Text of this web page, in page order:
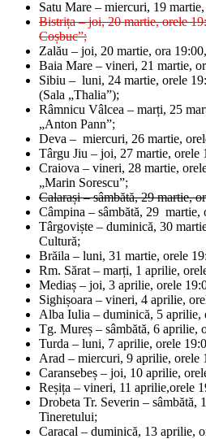
Satu Mare – miercuri, 19
Bistrița – joi, 20 martie, orele
Coșbuc”;
Zalău – joi, 20 martie, ora
Baia Mare – vineri, 21 martie,
Sibiu – luni, 24 martie, orele
(Sala „Thalia”);
Râmnicu Vâlcea – marți, 25
„Anton Pann”;
Deva – miercuri, 26 martie,
Târgu Jiu – joi, 27 martie, orele
Craiova – vineri, 28 martie,
„Marin Sorescu”;
Calarași – sâmbătă, 29 martie,
Câmpina – sâmbătă, 29 martie,
Târgoviște – duminică, 30
Cultură;
Brăila – luni, 31 martie, orele
Rm. Sărat – marți, 1 aprilie,
Mediaș – joi, 3 aprilie, orele
Sighișoara – vineri, 4 aprilie,
Alba Iulia – duminică, 5 aprilie,
Tg. Mureș – sâmbătă, 6 aprilie,
Turda – luni, 7 aprilie, orele
Arad – miercuri, 9 aprilie, orele
Caransebeș – joi, 10 aprilie,
Reșița – vineri, 11 aprilie,orele
Drobeta Tr. Severin – sâmbătă,
Tineretului;
Caracal – duminică, 13 aprilie,